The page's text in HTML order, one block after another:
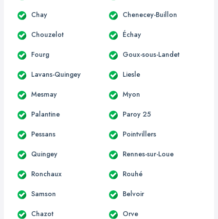
Chay Chenecey-Buillon
Chouzelot Échay
Fourg Goux-sous-Landet
Lavans-Quingey Liesle
Mesmay Myon
Palantine Paroy 25
Pessans Pointvillers
Quingey Rennes-sur-Loue
Ronchaux Rouhé
Samson Belvoir
Chazot Orve